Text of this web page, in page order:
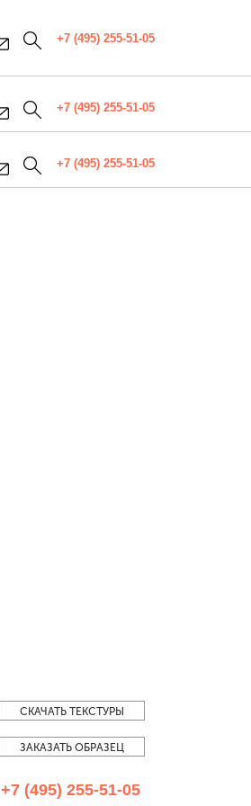
+7 (495) 255-51-05
+7 (495) 255-51-05
+7 (495) 255-51-05
СКАЧАТЬ ТЕКСТУРЫ
ЗАКАЗАТЬ ОБРАЗЕЦ
+7 (495) 255-51-05